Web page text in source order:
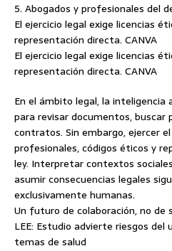
5. Abogados y profesionales del
El ejercicio legal exige licencias
representación directa. CANVA
El ejercicio legal exige licencias
representación directa. CANVA
En el ámbito legal, la inteligencia
para revisar documentos, buscar
contratos. Sin embargo, ejercer
profesionales, códigos éticos y
ley. Interpretar contextos
asumir consecuencias legales
exclusivamente humanas.
Un futuro de colaboración, no de
LEE: Estudio advierte riesgos del
temas de salud